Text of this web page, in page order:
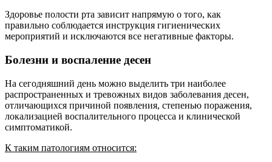
Здоровье полости рта зависит напрямую о того, как
правильно соблюдается инструкция гигиенических
мероприятий и исключаются все негативные факторы.
Болезни и воспаление десен
На сегодняшний день можно выделить три наиболее
распространенных и тревожных видов заболевания десен,
отличающихся причиной появления, степенью поражения,
локализацией воспалительного процесса и клинической
симптоматикой.
К таким патологиям относится: